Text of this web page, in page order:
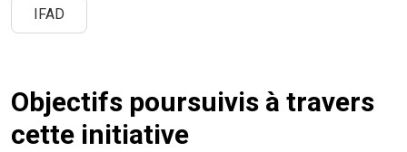
IFAD
Objectifs poursuivis à travers
cette initiative